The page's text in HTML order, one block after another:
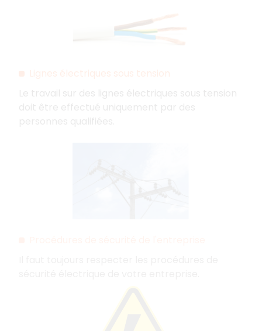
Lignes électriques sous tension